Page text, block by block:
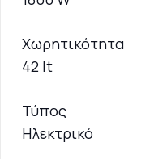
Χωρητικότητα
42 lt
Τύπος
Ηλεκτρικό